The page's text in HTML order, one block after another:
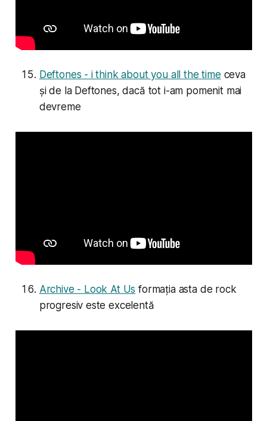
Deftones - i think about you all the time ceva
și de la Deftones, dacă tot i-am pomenit mai
devreme
Archive - Look At Us formația asta de rock
progresiv este excelentă